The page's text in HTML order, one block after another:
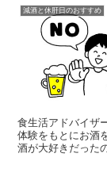
減酒と休肝日のおすすめ
食生活アドバイザー
体験をもとにお酒
酒が大好きだったので清酒メ